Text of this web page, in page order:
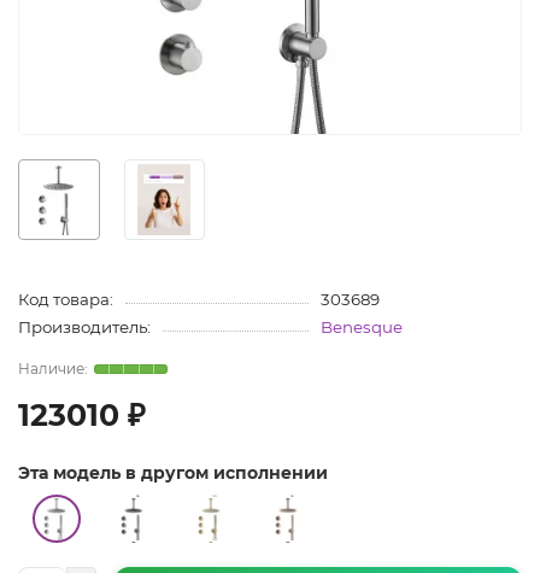
Код товара:
303689
Производитель:
Benesque
123010 ₽
Эта модель в другом исполнении